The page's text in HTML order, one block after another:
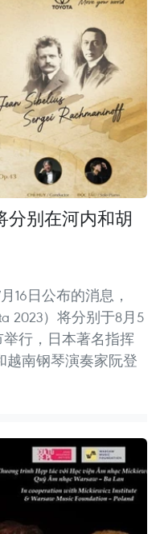
分别在河内和胡
16日公布的消息，
2023）将分别于8月5
举行，日本著名指挥
越南钢琴演奏家阮登